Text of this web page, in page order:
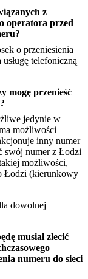
z
operatora przed
o przeniesienia
telefoniczną
mogę przenieść
jedynie w
możliwości
inny numer
swój numer z Łodzi
możliwości,
Łodzi (kierunkowy
dowolnej
musiał zlecić
numeru do sieci